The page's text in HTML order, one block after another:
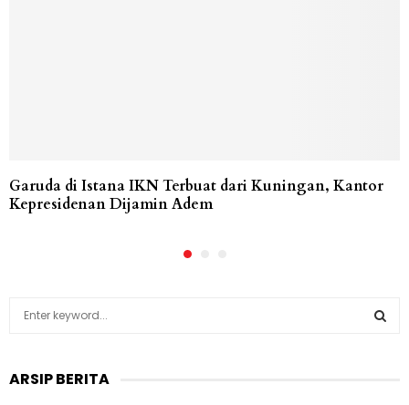
Garuda di Istana IKN Terbuat dari Kuningan, Kantor
Kepresidenan Dijamin Adem
c
ARSIP BERITA